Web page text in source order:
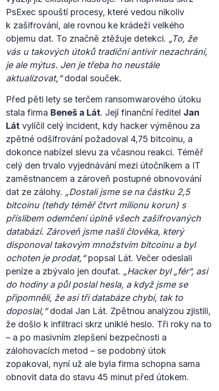
PsExec spouští procesy, které vedou nikoliv
k zašifrování, ale rovnou ke krádeži velkého
objemu dat. To značně ztěžuje detekci. „To, že
vás u takových útoků tradiční antivir nezachrání,
je ale mýtus. Jen je třeba ho neustále
aktualizovat,“dodal souček.
Před pěti lety se terčem ransomwarového útoku
stala firma Beneš a Lát. Její finanční ředitel Jan
Lát vylíčil celý incident, kdy hacker výměnou za
zpětné odšifrování požadoval 4,75 bitcoinu, a
dokonce nabízel slevu za včasnou reakci. Téměř
celý den trvalo vyjednávání mezi útočníkem a IT
zaměstnancem a zároveň postupné obnovování
dat ze zálohy. „Dostali jsme se na částku 2,5
bitcoinu (tehdy téměř čtvrt milionu korun) s
příslibem odemčení úplně všech zašifrovaných
databází. Zároveň jsme našli člověka, který
disponoval takovým množstvím bitcoinu a byl
ochoten je prodat,“popsal Lát. Večer odeslali
peníze a zbývalo jen doufat. „Hacker byl „fér“, asi
do hodiny a půl poslal hesla, a když jsme se
připomněli, že asi tři databáze chybí, tak to
doposlal,“dodal Jan Lát. Zpětnou analýzou zjistili,
že došlo k infiltraci skrz uniklé heslo. Tři roky na to
– a po masivním zlepšení bezpečnosti a
zálohovacích metod – se podobný útok
zopakoval, nyní už ale byla firma schopna sama
obnovit data do stavu 45 minut před útokem.